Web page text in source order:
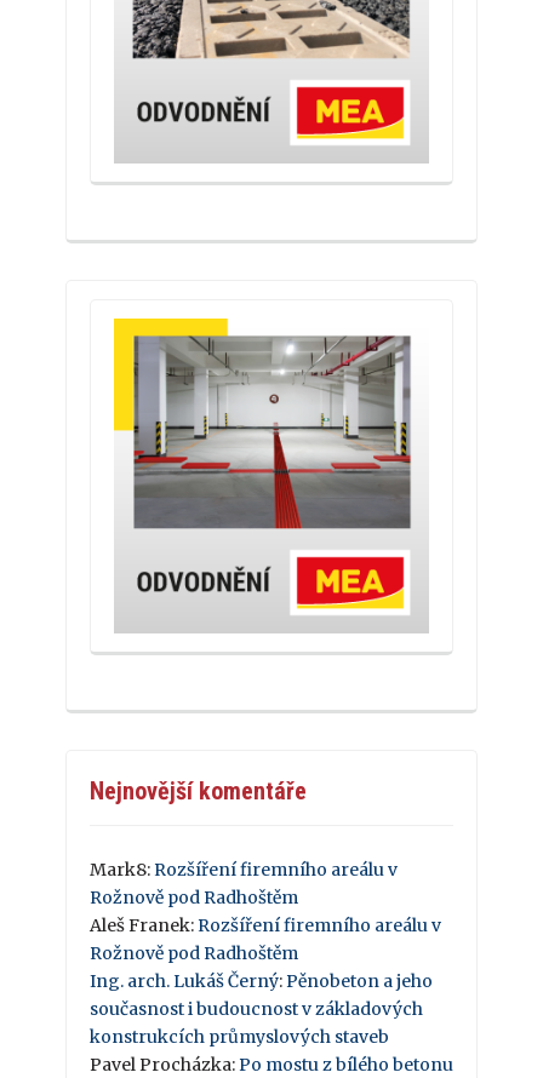
Nejnovější komentáře
Mark8: Rozšíření firemního areálu v
Rožnově pod Radhoštěm
Aleš Franek: Rozšíření firemního areálu v
Rožnově pod Radhoštěm
Ing. arch. Lukáš Černý: Pěnobeton a jeho
současnost i budoucnost v základových
konstrukcích průmyslových staveb
Pavel Procházka: Po mostu z bílého betonu